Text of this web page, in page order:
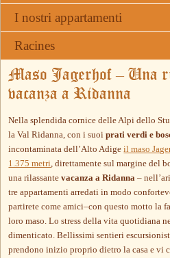
I nostri appartamenti
Racines
Maso Jagerhof – Una
vacanza a Ridanna
Nella splendida cornice delle Alpi dello
la Val Ridanna, con i suoiprati verdi e
incontaminata dell’Alto Adigeil maso
1.375 metri, direttamente sul margine del
una rilassantevacanza a Ridanna–
tre appartamenti arredati in modo
partirete come amici–con questo motto la
loro maso. Lo stress della vita quotidiana
dimenticato. Bellissimi sentieri
prendono inizio proprio dietro la casa e vi